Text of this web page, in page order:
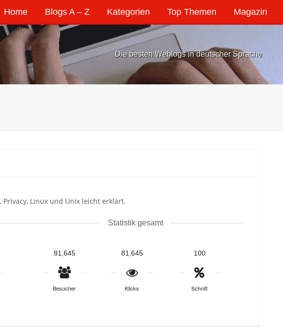
Home Blogs A – Z Kategorien Top Themen Magazin
Die besten Weblogs in deutscher Sprache
Linux und Unix leicht erklärt.
Statistik gesamt
81,645
Besucher
81,645
Klicks
100
Schnitt